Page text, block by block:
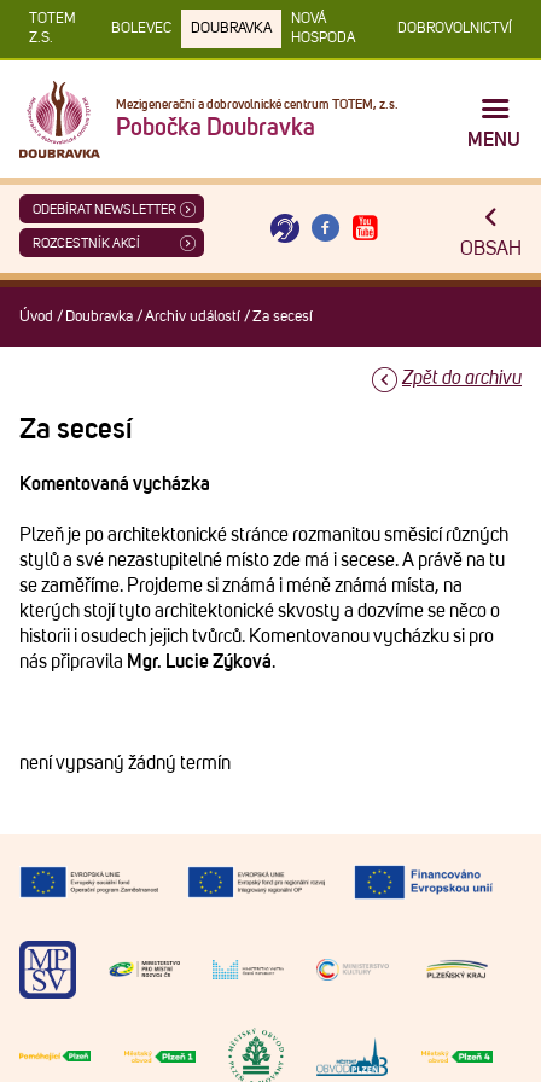
TOTEM
Z.S.
BOLEVEC DOUBRAVKA
NOVÁ
HOSPODA
DOBROVOLNICTVÍ
Mezigenerační a dobrovolnické centrum TOTEM, z.s.
Pobočka Doubravka
MENU
ODEBÍRAT NEWSLETTER
ROZCESTNÍK AKCÍ OBSAH
Úvod / Doubravka /Archiv událostí /Za secesí
Zpět do archivu
Za secesí
Komentovaná vycházka
Plzeň je po architektonické stránce rozmanitou směsicí různých
stylů a své nezastupitelné místo zde má i secese. A právě na tu
se zaměříme. Projdeme si známá i méně známá místa, na
kterých stojí tyto architektonické skvosty a dozvíme se něco o
historii i osudech jejich tvůrců. Komentovanou vycházku si pro
nás připravila Mgr. Lucie Zýková.
není vypsaný žádný termín